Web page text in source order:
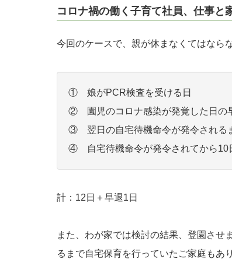
コロナ禍の働く子育て社員、仕事と
今回のケースで、親が休まなくてはなら
① 娘がPCR検査を受ける日
② 園児のコロナ感染が発覚した日の
③ 翌日の自宅待機命令が発令される
④ 自宅待機命令が発令されてから10
計：12日＋早退1日
また、わが家では検討の結果、登園させ
るまで自宅保育を行っていたご家庭もあ